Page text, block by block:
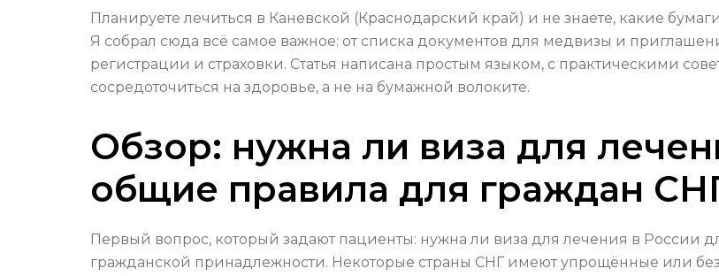
Планируете лечиться в Каневской (Краснодарский край) и не знаете, какие
Я собрал сюда всё самое важное: от списка документов для медвизы и
регистрации и страховки. Статья написана простым языком, с практическими
сосредоточиться на здоровье, а не на бумажной волоките.
Обзор: нужна ли виза для
общие правила для граждан
Первый вопрос, который задают пациенты: нужна ли виза для лечения в России
гражданской принадлежности. Некоторые страны СНГ имеют упрощённые или